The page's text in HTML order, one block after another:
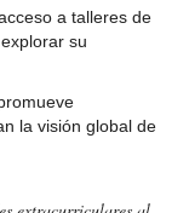
a talleres de
su
la visión global de